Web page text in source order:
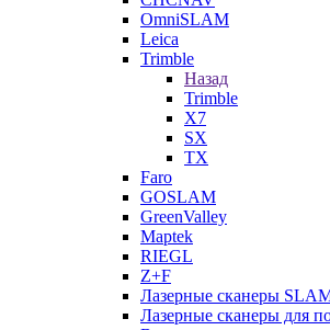
OmniSLAM
Leica
Trimble
Назад
Trimble
X7
SX
TX
Faro
GOSLAM
GreenValley
Maptek
RIEGL
Z+F
Лазерные сканеры
Лазерные сканеры для